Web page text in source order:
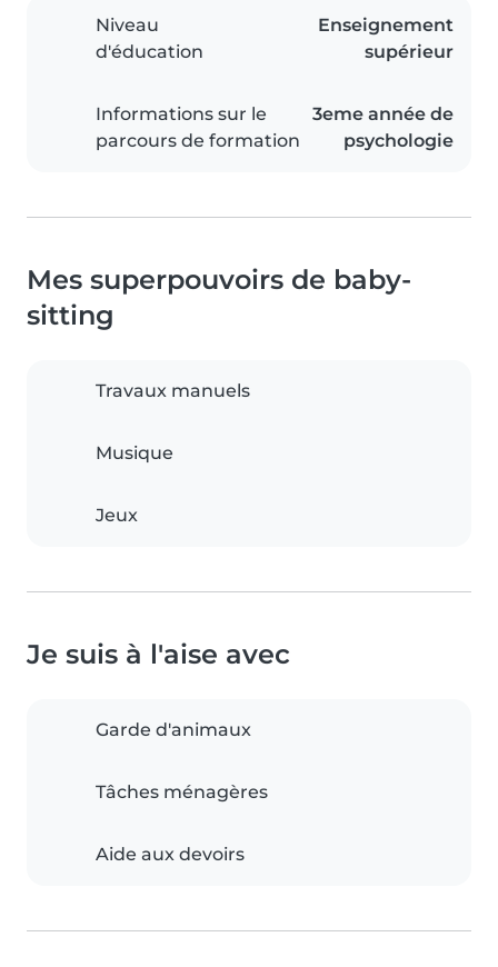
Niveau
d'éducation
Enseignement
supérieur
Informations sur le
parcours de formation
3eme année de
psychologie
Mes superpouvoirs de baby-
sitting
Travaux manuels
Musique
Jeux
Je suis à l'aise avec
Garde d'animaux
Tâches ménagères
Aide aux devoirs